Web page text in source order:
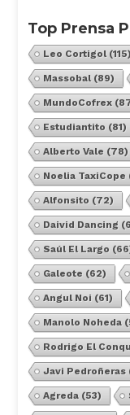
Top Prensa
Leo Cortigol(115)
Massobal(89)
MundoCofrex
Estudiantito (81)
Alberto Vale (78)
Noelia TaxiCope
Alfonsito (72)
Daivid Dancing
Saúl El Largo
Galeote (62)
Angul Noi (61)
Manolo Noheda
Rodrigo El
Javi Pedroñeras
Agreda(53)